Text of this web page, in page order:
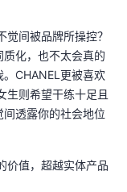
间被品牌所操控？
化，也不太会真的
CHANEL更被喜欢
生则希望干练十足且
透露你的社会地位
价值，超越实体产品